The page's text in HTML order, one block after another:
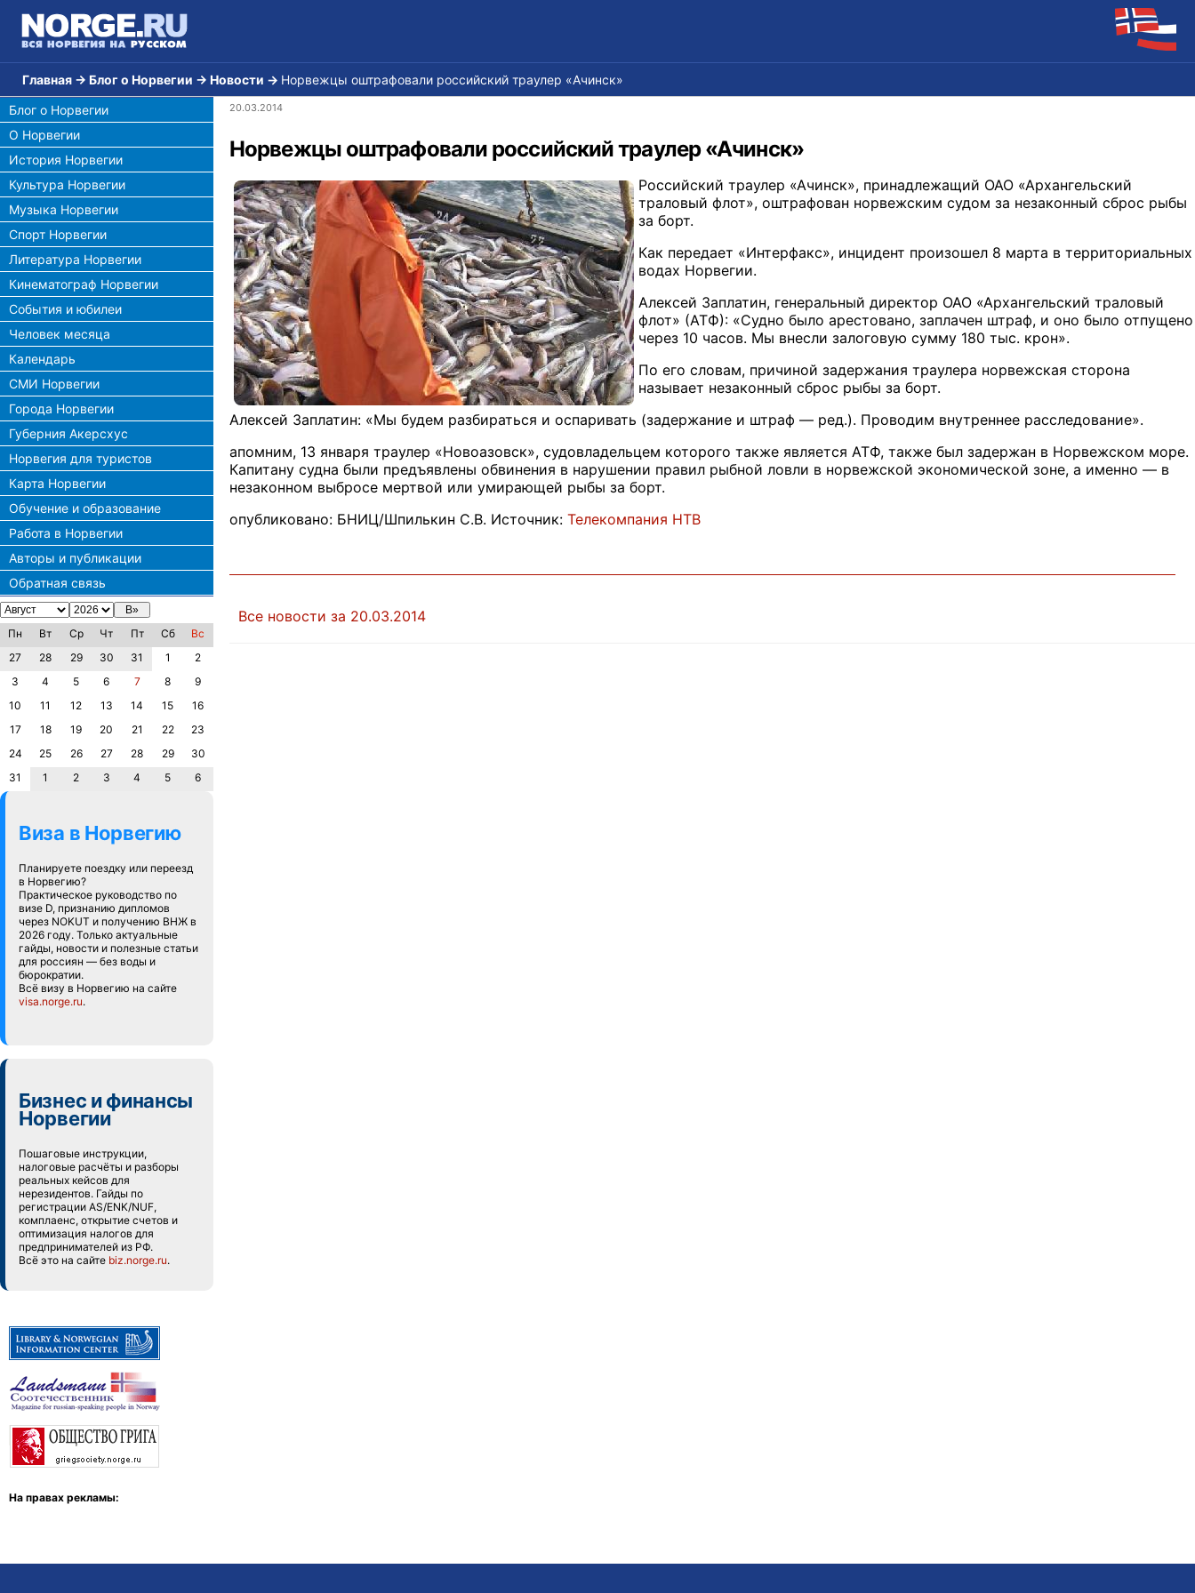
Главная → Блог о Норвегии → Новости → Норвежцы оштрафовали российский траулер «Ачинск»
Блог о Норвегии
О Норвегии
История Норвегии
Культура Норвегии
Музыка Норвегии
Спорт Норвегии
Литература Норвегии
Кинематограф Норвегии
События и юбилеи
Человек месяца
Календарь
СМИ Норвегии
Города Норвегии
Губерния Акерсхус
Норвегия для туристов
Карта Норвегии
Обучение и образование
Работа в Норвегии
Авторы и публикации
Обратная связь
Пн Вт Ср Чт Пт Сб
Вс
27
28 29 30 31 1
2
3
4 5 6 7 8
9
10
11 12 13 14 15
16
17
18 19 20 21 22
23
24
25 26 27 28 29
30
31
1 2 3 4 5 6
Виза в Норвегию
Планируете поездку или переезд
в Норвегию?
Практическое руководство по
визе D, признанию дипломов
через NOKUT и получению ВНЖ в
2026 году. Только актуальные
гайды, новости и полезные статьи
для россиян — без воды и
бюрократии.
Всё визу в Норвегию на сайте
visa.norge.ru.
Бизнес и финансы
Норвегии
Пошаговые инструкции,
налоговые расчёты и разборы
реальных кейсов для
нерезидентов. Гайды по
регистрации AS/ENK/NUF,
комплаенс, открытие счетов и
оптимизация налогов для
предпринимателей из РФ.
Всё это на сайте biz.norge.ru.
На правах рекламы:
20.03.2014
Норвежцы оштрафовали российский траулер «Ачинск»
Российский траулер «Ачинск», принадлежащий ОАО «Архангельский
траловый флот», оштрафован норвежским судом за незаконный сброс рыбы
за борт.
Как передает «Интерфакс», инцидент произошел 8 марта в территориальных
водах Норвегии.
Алексей Заплатин, генеральный директор ОАО «Архангельский траловый
флот» (АТФ): «Судно было арестовано, заплачен штраф, и оно было отпущено
через 10 часов. Мы внесли залоговую сумму 180 тыс. крон».
По его словам, причиной задержания траулера норвежская сторона
называет незаконный сброс рыбы за борт.
Алексей Заплатин: «Мы будем разбираться и оспаривать (задержание и штраф — ред.). Проводим внутреннее расследование».
апомним, 13 января траулер «Новоазовск», судовладельцем которого также является АТФ, также был задержан в Норвежском море.
Капитану судна были предъявлены обвинения в нарушении правил рыбной ловли в норвежской экономической зоне, а именно — в
незаконном выбросе мертвой или умирающей рыбы за борт.
опубликовано: БНИЦ/Шпилькин С.В. Источник: Телекомпания НТВ
Все новости за 20.03.2014